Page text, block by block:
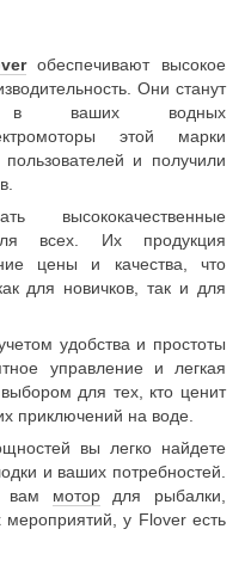
обеспечивают высокое
Они станут
в ваших водных
этой марки
и получили
высококачественные
всех. Их продукция
цены и качества, что
для новичков, так и для
удобства и простоты
управление и легкая
для тех, кто ценит
приключений на воде.
вы легко найдете
и ваших потребностей.
вам мотордля рыбалки,
мероприятий, у Flover есть